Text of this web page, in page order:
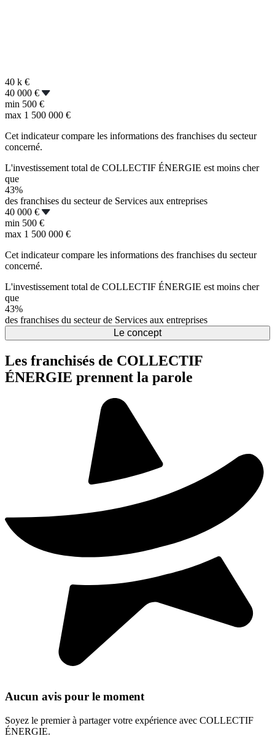
40 k €
40 000 €
min 500 €
max 1 500 000 €
Cet indicateur compare les informations des franchises du secteur
concerné.
L'investissement total de COLLECTIF ÉNERGIE est moins cher
que
43%
des franchises du secteur de Services aux entreprises
40 000 €
min 500 €
max 1 500 000 €
Cet indicateur compare les informations des franchises du secteur
concerné.
L'investissement total de COLLECTIF ÉNERGIE est moins cher
que
43%
des franchises du secteur de Services aux entreprises
Le concept
Les franchisés de COLLECTIF
ÉNERGIE prennent la parole
Aucun avis pour le moment
Soyez le premier à partager votre expérience avec COLLECTIF
ÉNERGIE.